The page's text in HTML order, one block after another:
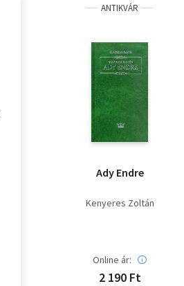
ANTIKVÁR
Ady Endre
Kenyeres Zoltán
Online ár:
2 190 Ft